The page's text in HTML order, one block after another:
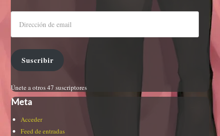
Suscribir
Únete a otros 47 suscriptores
Meta
Acceder
Feed de entradas